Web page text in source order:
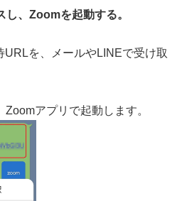
し、Zoomを起動する。
を、メールやLINEで受け取
アプリで起動します。